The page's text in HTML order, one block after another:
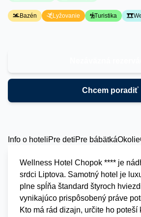
Bazén Lyžovanie Turistika
Chcem poradiť
Info o hoteliPre detiPre bábätkáOkolie
Wellness Hotel Chopok **** je
srdci Liptova. Samotný hotel je
plne spĺňa štandard štyroch
vynikajúco prispôsobený práve
Kto má rád dizajn, určite ho poteší